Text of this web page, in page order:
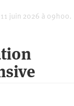
juin 2026 à 09h00.